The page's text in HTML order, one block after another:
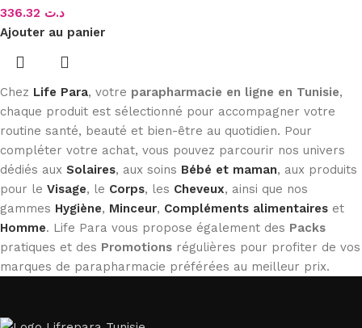
د.ت
Ajouter au panier
Chez Life Para, votre parapharmacie en ligne en Tunisie,
chaque produit est sélectionné pour accompagner votre
routine santé, beauté et bien-être au quotidien. Pour
compléter votre achat, vous pouvez parcourir nos univers
dédiés aux Solaires, aux soins Bébé et maman, aux produits
pour le Visage, le Corps, les Cheveux, ainsi que nos
gammes Hygiène, Minceur, Compléments alimentaires et
Homme. Life Para vous propose également des Packs
pratiques et des Promotions régulières pour profiter de vos
marques de parapharmacie préférées au meilleur prix.